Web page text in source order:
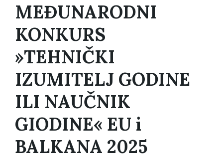
MEĐUNARODNI
KONKURS
»TEHNIČKI
IZUMITELJ GODINE
ILI NAUČNIK
GIODINE« EU i
BALKANA 2025